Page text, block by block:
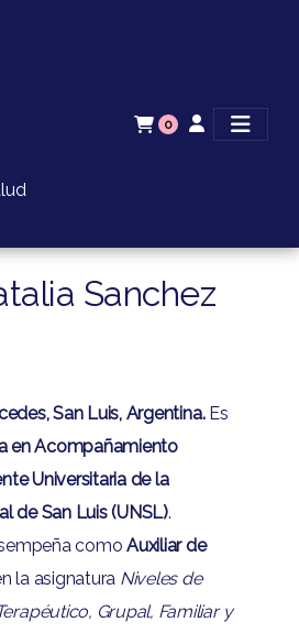
0
Sanchez
San Luis, Argentina.Es
en Acompañamiento
Universitaria de la
de San Luis (UNSL).
comoAuxiliar de
la asignatura Niveles de
Grupal, Familiar y